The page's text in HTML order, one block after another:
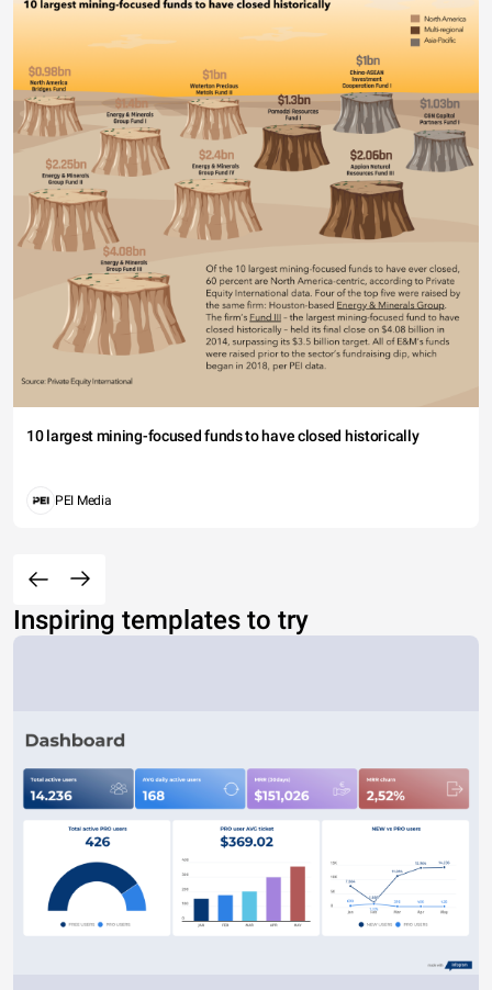
10 largest mining-focused funds to have closed historically
PEI Media
Inspiring templates to try